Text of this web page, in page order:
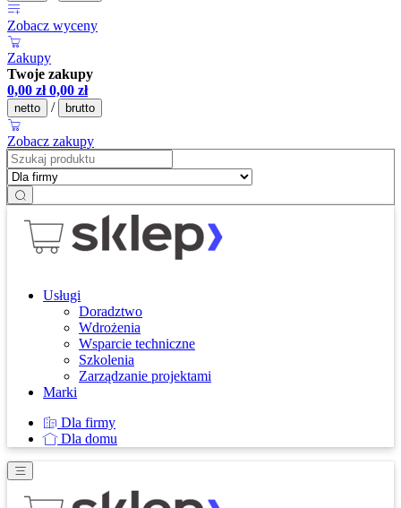
Zobacz wyceny
Zakupy
Twoje zakupy
0,00 zł 0,00 zł
netto / brutto
Zobacz zakupy
Usługi
Doradztwo
Wdrożenia
Wsparcie techniczne
Szkolenia
Zarządzanie projektami
Marki
Dla firmy
Dla domu